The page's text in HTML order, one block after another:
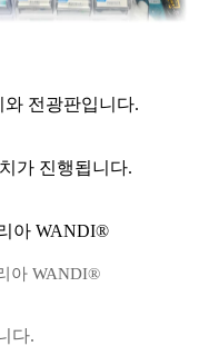
전광판입니다.
가 진행됩니다.
다.